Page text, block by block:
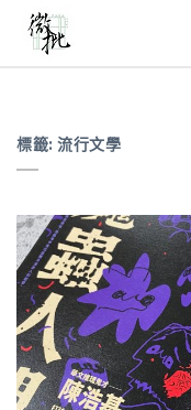
標籤: 流行文學